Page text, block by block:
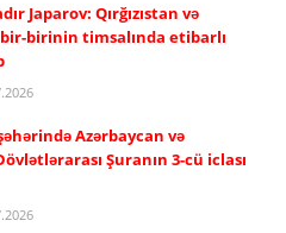
Japarov: Qırğızıstan və
birinin timsalında etibarlı
Azərbaycan və
Şuranın 3-cü iclası